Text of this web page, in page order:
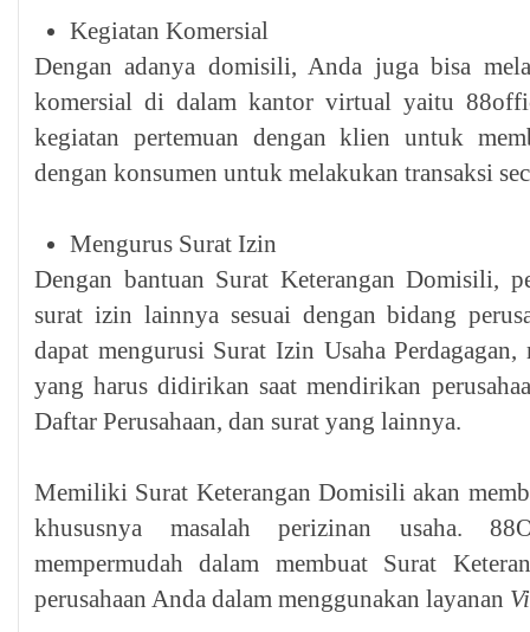
Kegiatan Komersial
Dengan adanya domisili, Anda juga bisa
komersial di dalam kantor virtual yaitu
kegiatan pertemuan dengan klien untuk
dengan konsumen untuk melakukan transaksi
Mengurus Surat Izin
Dengan bantuan Surat Keterangan Domisili,
surat izin lainnya sesuai dengan bidang
dapat mengurusi Surat Izin Usaha
yang harus didirikan saat mendirikan
Daftar Perusahaan, dan surat yang lainnya.
Memiliki Surat Keterangan Domisili akan
khususnya masalah perizinan usaha.
mempermudah dalam membuat Surat
perusahaan Anda dalam menggunakan layanan